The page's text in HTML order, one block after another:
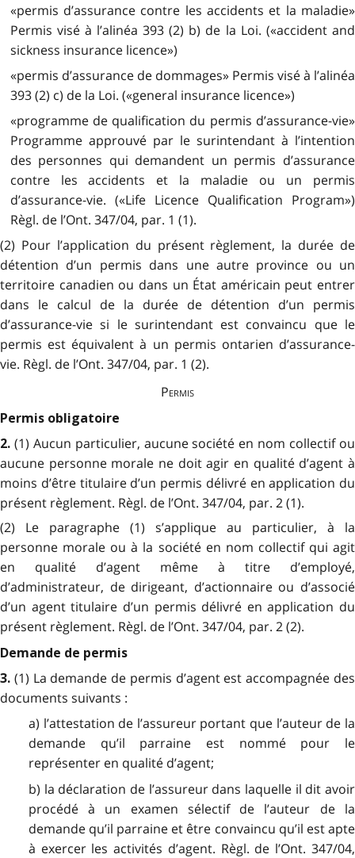
«permis d’assurance contre les accidents et la maladie»
Permis visé à l’alinéa 393 (2) b) de la Loi. («accident and
sickness insurance licence»)
«permis d’assurance de dommages» Permis visé à l’alinéa
393 (2) c) de la Loi. («general insurance licence»)
«programme de qualification du permis d’assurance-vie»
Programme approuvé par le surintendant à l’intention
des personnes qui demandent un permis d’assurance
contre les accidents et la maladie ou un permis
d’assurance-vie. («Life Licence Qualification Program»)
Règl. de l’Ont. 347/04, par. 1 (1).
(2) Pour l’application du présent règlement, la durée de
détention d’un permis dans une autre province ou un
territoire canadien ou dans un État américain peut entrer
dans le calcul de la durée de détention d’un permis
d’assurance-vie si le surintendant est convaincu que le
permis est équivalent à un permis ontarien d’assurance-
vie. Règl. de l’Ont. 347/04, par. 1 (2).
Permis
Permis obligatoire
2. (1) Aucun particulier, aucune société en nom collectif ou
aucune personne morale ne doit agir en qualité d’agent à
moins d’être titulaire d’un permis délivré en application du
présent règlement. Règl. de l’Ont. 347/04, par. 2 (1).
(2) Le paragraphe (1) s’applique au particulier, à la
personne morale ou à la société en nom collectif qui agit
en qualité d’agent même à titre d’employé,
d’administrateur, de dirigeant, d’actionnaire ou d’associé
d’un agent titulaire d’un permis délivré en application du
présent règlement. Règl. de l’Ont. 347/04, par. 2 (2).
Demande de permis
3. (1) La demande de permis d’agent est accompagnée des
documents suivants :
a) l’attestation de l’assureur portant que l’auteur de la
demande qu’il parraine est nommé pour le
représenter en qualité d’agent;
b) la déclaration de l’assureur dans laquelle il dit avoir
procédé à un examen sélectif de l’auteur de la
demande qu’il parraine et être convaincu qu’il est apte
à exercer les activités d’agent. Règl. de l’Ont. 347/04,